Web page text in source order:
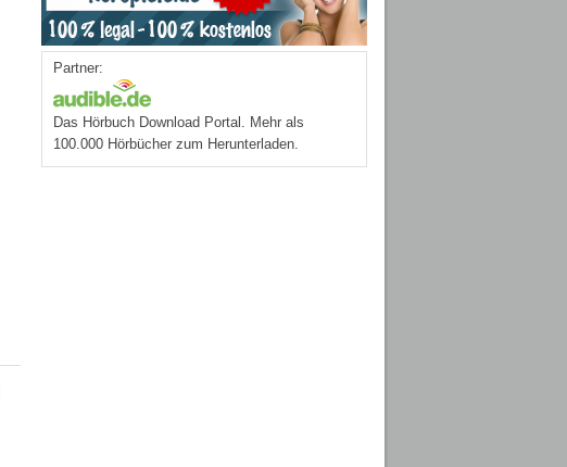
Partner:
Das Hörbuch Download Portal. Mehr als
100.000 Hörbücher zum Herunterladen.